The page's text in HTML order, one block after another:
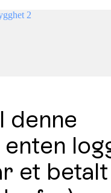
denne
et betalt